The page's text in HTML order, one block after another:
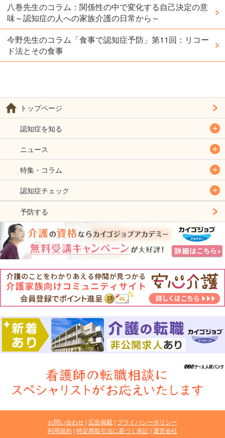
八巻先生のコラム：関係性の中で変化する自己決定の意
味～認知症の人への家族介護の日常から～
今野先生のコラム「食事で認知症予防」第11回：リコー
ド法とその食事
トップページ
認知症を知る
ニュース
特集・コラム
認知症チェック
予防する
お問い合わせ 広告掲載 プライバシーポリシー
利用規約 特定商取引法に基づく表記 運営会社